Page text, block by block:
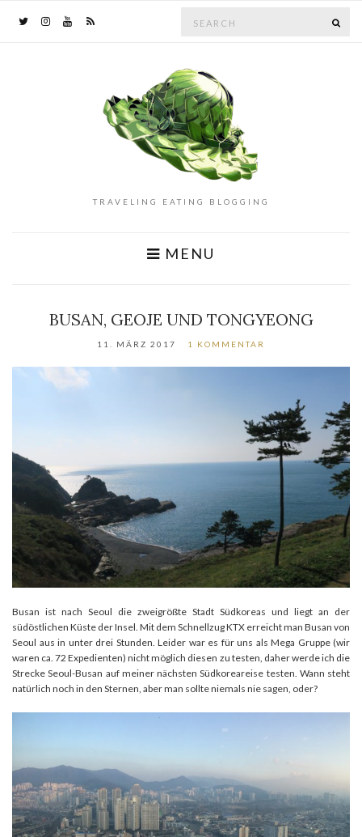
for:
TRAVELING EATING BLOGGING
MENU
BUSAN, GEOJE UND TONGYEONG
11. MÄRZ 2017 1 KOMMENTAR
Busan ist nach Seoul die zweigrößte Stadt Südkoreas und liegt an der
südöstlichen Küste der Insel. Mit dem Schnellzug KTX erreicht man Busan von
Seoul aus in unter drei Stunden. Leider war es für uns als Mega Gruppe (wir
waren ca. 72 Expedienten) nicht möglich diesen zu testen, daher werde ich die
Strecke Seoul-Busan auf meiner nächsten Südkoreareise testen. Wann steht
natürlich noch in den Sternen, aber man sollte niemals nie sagen, oder?